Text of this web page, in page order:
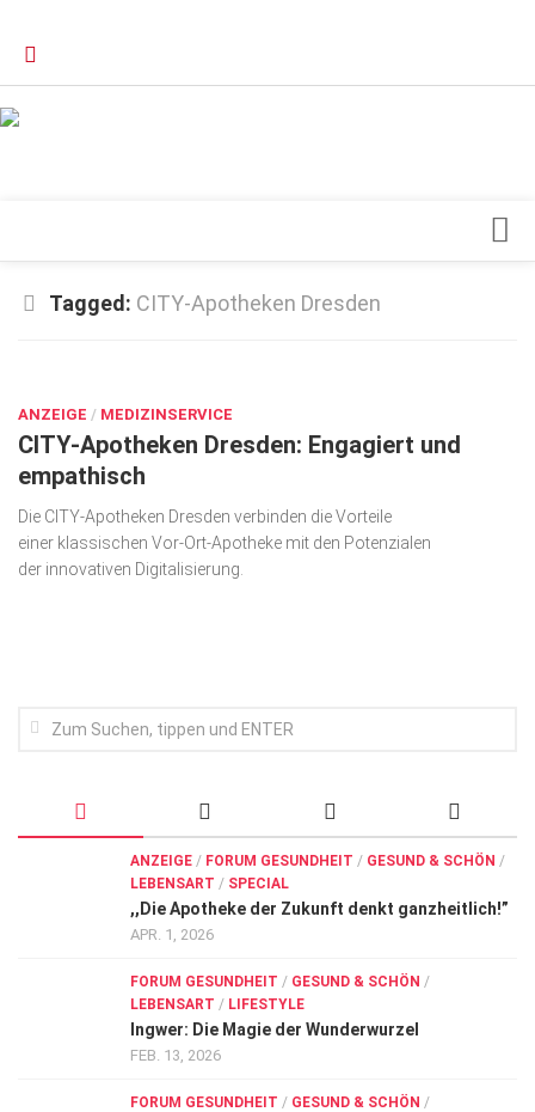
Orthopädie
Schönheit & Wohlbefinden
Special
Wirtschaft, Recht, Finanzen
Sehen
Kampf gegen Krebs
Tagged: CITY-Apotheken Dresden
ANZEIGE / MEDIZINSERVICE
CITY-Apotheken Dresden: Engagiert und
empathisch
Die CITY-Apotheken Dresden verbinden die Vorteile
einer klassischen Vor-Ort-Apotheke mit den Potenzialen
der innovativen Digitalisierung.
ANZEIGE / FORUM GESUNDHEIT / GESUND & SCHÖN /
LEBENSART / SPECIAL
,,Die Apotheke der Zukunft denkt ganzheitlich!”
APR. 1, 2026
FORUM GESUNDHEIT / GESUND & SCHÖN /
LEBENSART / LIFESTYLE
Ingwer: Die Magie der Wunderwurzel
FEB. 13, 2026
FORUM GESUNDHEIT / GESUND & SCHÖN /